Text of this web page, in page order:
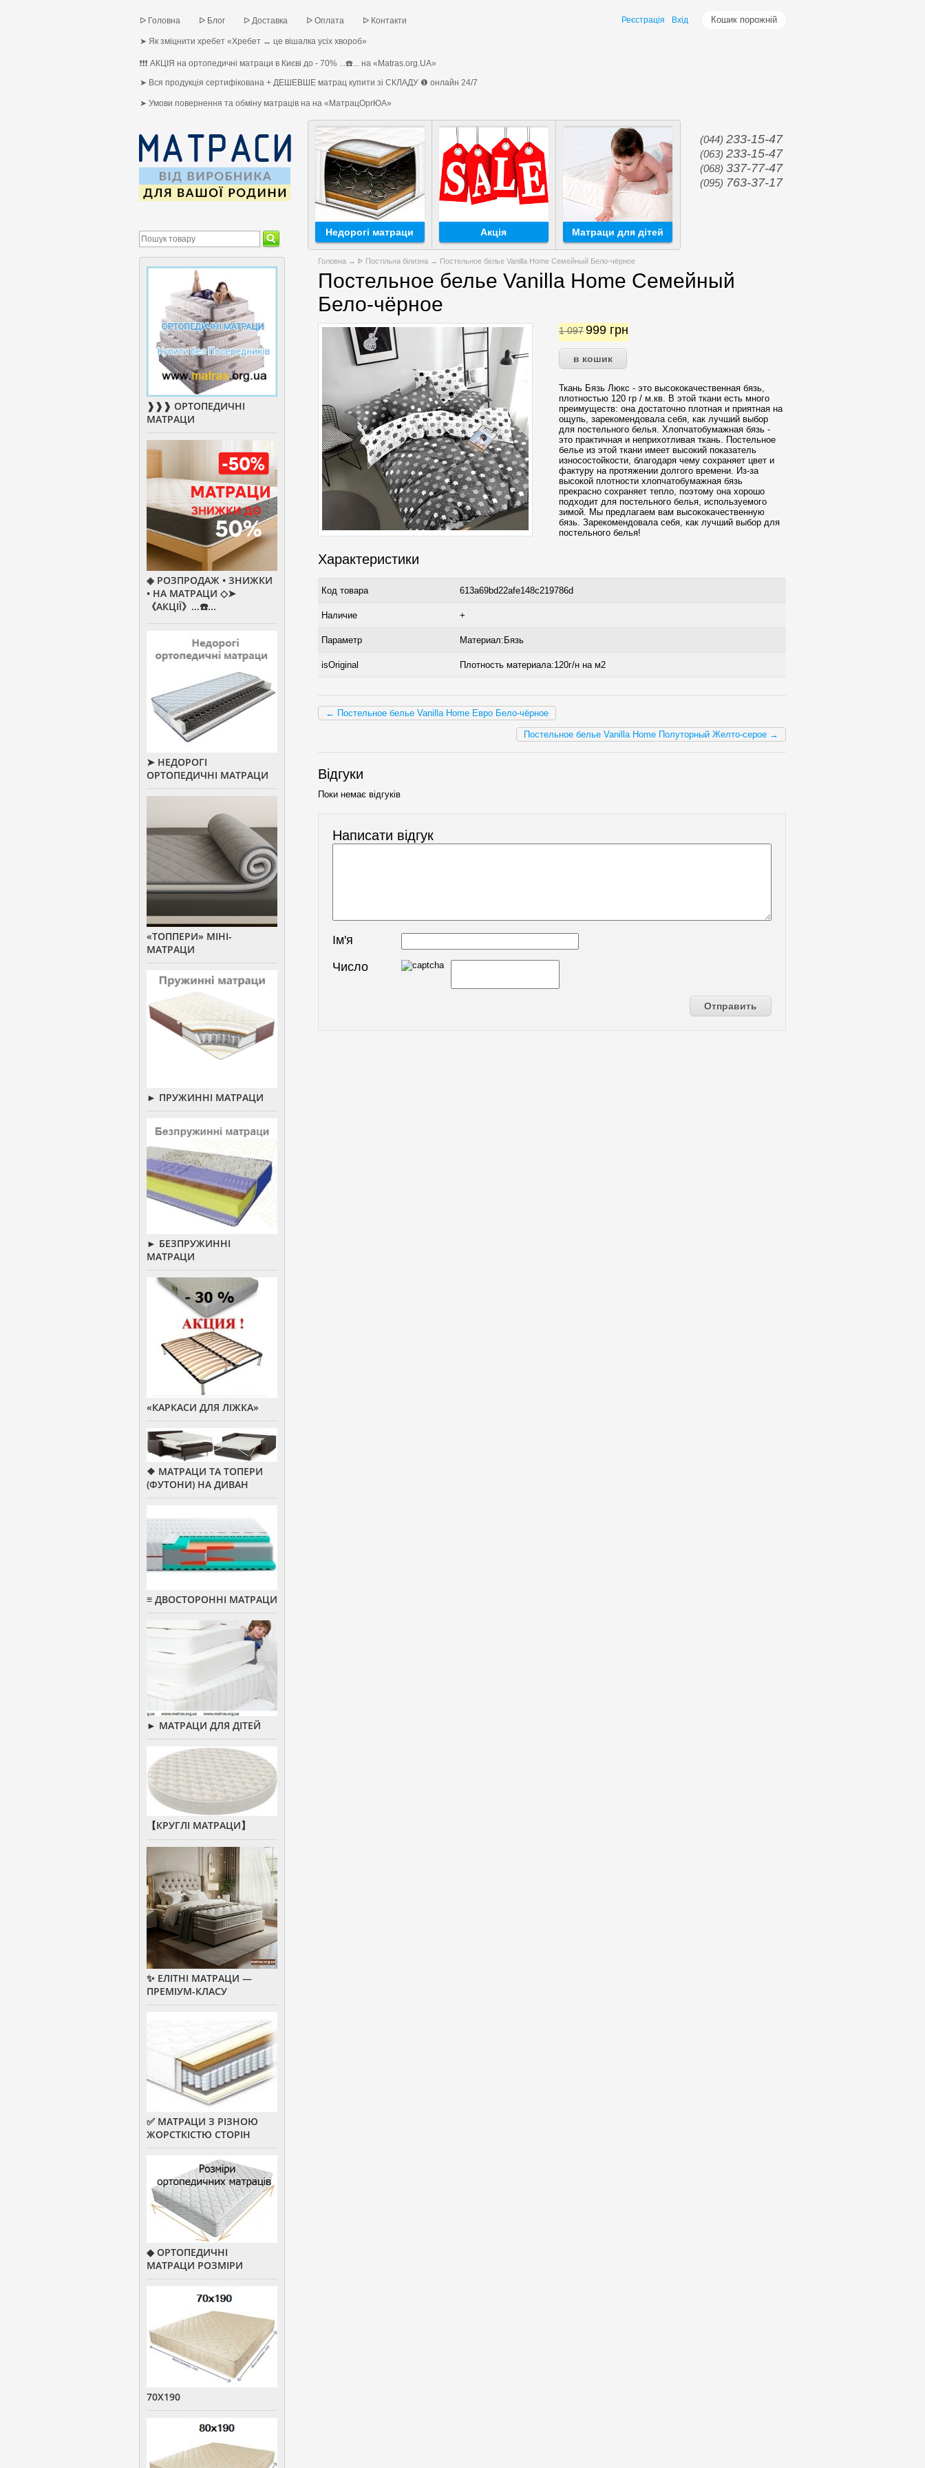
ᐅ Головна ᐅ Блог ᐅ Доставка ᐅ Оплата ᐅ Контакти
➤ Як зміцнити хребет «Хребет ↔ це вішалка усіх хвороб»
❗❗❗ АКЦІЯ на ортопедичні матраци в Києві до - 70% ...☎️... на «Matras.org.UA»
➤ Вся продукція сертифікована + ДЕШЕВШЕ матрац купити зі СКЛАДУ ❶ онлайн 24/7
➤ Умови повернення та обміну матраців на на «МатрацОргЮА»
Кошик порожній
Реєстрація Вхід
(044) 233-15-47
(063) 233-15-47
(068) 337-77-47
(095) 763-37-17
Недорогі матраци Акція Матраци для дітей
Головна → ᐈ Постільна білизна → Постельное белье Vanilla Home Семейный Бело-чёрное
Постельное белье Vanilla Home Семейный
Бело-чёрное
1 097999 грн
Ткань Бязь Люкс - это высококачественная бязь,
плотностью 120 гр / м.кв. В этой ткани есть много
преимуществ: она достаточно плотная и приятная на
ощупь, зарекомендовала себя, как лучший выбор
для постельного белья. Хлопчатобумажная бязь -
это практичная и неприхотливая ткань. Постельное
белье из этой ткани имеет высокий показатель
износостойкости, благодаря чему сохраняет цвет и
фактуру на протяжении долгого времени. Из-за
высокой плотности хлопчатобумажная бязь
прекрасно сохраняет тепло, поэтому она хорошо
подходит для постельного белья, используемого
зимой. Мы предлагаем вам высококачественную
бязь. Зарекомендовала себя, как лучший выбор для
постельного белья!
Характеристики
Код товара 613a69bd22afe148c219786d
Наличие +
Параметр Материал:Бязь
isOriginal Плотность материала:120г/н на м2
← Постельное белье Vanilla Home Евро Бело-чёрное
Постельное белье Vanilla Home Полуторный Желто-серое →
Відгуки
Поки немає відгуків
Написати відгук
Ім'я
Число
❱❱❱ ОРТОПЕДИЧНІ
МАТРАЦИ
◈ РОЗПРОДАЖ • ЗНИЖКИ
• НА МАТРАЦИ ◇➤
《АКЦІЇ》...☎️...
➤ НЕДОРОГІ
ОРТОПЕДИЧНІ МАТРАЦИ
«ТОППЕРИ» МІНІ-
МАТРАЦИ
► ПРУЖИННІ МАТРАЦИ
► БЕЗПРУЖИННІ
МАТРАЦИ
«КАРКАСИ ДЛЯ ЛІЖКА»
❖ МАТРАЦИ ТА ТОПЕРИ
(ФУТОНИ) НА ДИВАН
≡ ДВОСТОРОННІ МАТРАЦИ
► МАТРАЦИ ДЛЯ ДІТЕЙ
【КРУГЛІ МАТРАЦИ】
✨ ЕЛІТНІ МАТРАЦИ —
ПРЕМІУМ-КЛАСУ
✅ МАТРАЦИ З РІЗНОЮ
ЖОРСТКІСТЮ СТОРІН
◆ ОРТОПЕДИЧНІ
МАТРАЦИ РОЗМІРИ
70Х190